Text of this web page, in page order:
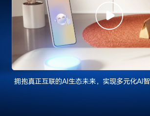
拥抱真正互联的AI生态未来，实现多元化AI智